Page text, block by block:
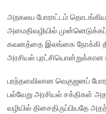
அறகலய போராட்டம்
அமைதிவழியில்
கவனத்தை இலங்கை நோக்கி
அரசியல்
பரந்தளவிலான வெகுஜனப்
பல்வேறு அரசியல் சக்திகள்
வழியில் திசைதிருப்பியதே